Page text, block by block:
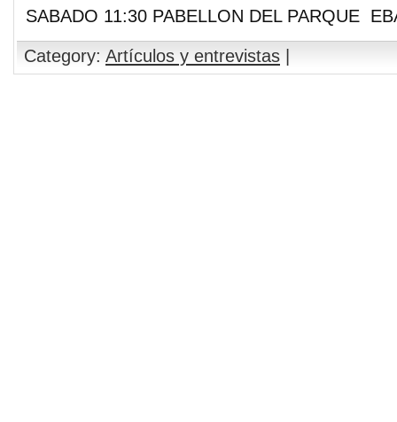
SABADO 11:30 PABELLON DEL PARQUE
Category: Artículos y entrevistas